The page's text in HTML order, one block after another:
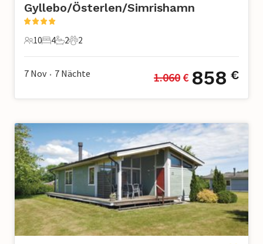
Gyllebo/Österlen/Simrishamn
10 Gäste
10
4 Schlafzimmer
4
2 Badezimmer
2
2 Haustiere
2
7 Nov • 7 Nächte 1.060 € 858 €